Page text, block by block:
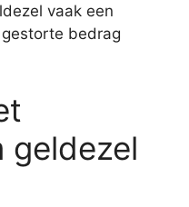
vaak een
bedrag
geldezel